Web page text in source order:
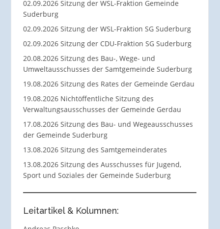
02.09.2026 Sitzung der WSL-Fraktion Gemeinde
Suderburg
02.09.2026 Sitzung der WSL-Fraktion SG Suderburg
02.09.2026 Sitzung der CDU-Fraktion SG Suderburg
20.08.2026 Sitzung des Bau-, Wege- und
Umweltausschusses der Samtgemeinde Suderburg
19.08.2026 Sitzung des Rates der Gemeinde Gerdau
19.08.2026 Nichtöffentliche Sitzung des
Verwaltungsausschusses der Gemeinde Gerdau
17.08.2026 Sitzung des Bau- und Wegeausschusses
der Gemeinde Suderburg
13.08.2026 Sitzung des Samtgemeinderates
13.08.2026 Sitzung des Ausschusses für Jugend,
Sport und Soziales der Gemeinde Suderburg
Leitartikel & Kolumnen: